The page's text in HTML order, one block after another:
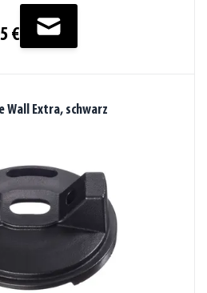
€
Wall Extra, schwarz